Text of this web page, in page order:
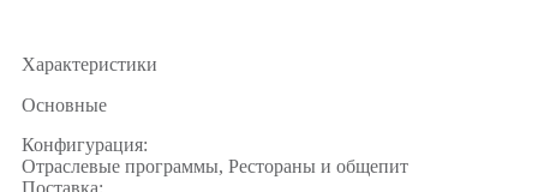
Характеристики
Основные
Конфигурация:
Отраслевые программы, Рестораны и общепит
Поставка: